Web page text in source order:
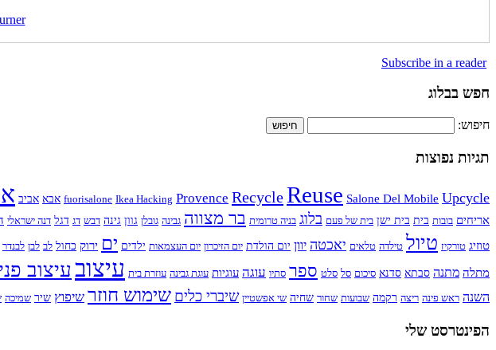
Subscribe in a reader
חפש בבלוג
חיפוש:
תגיות נפוצות
fuorisalone Ikea Hacking Provence RecycleReuse Salone Del Mobile Upcycle אבא אביב
אריחים בובות בית בית ישן בית של פעם בלוג בניה טרומית בר מצווה גבינה גובלן גוון גינה דבש דג דגל דנה ישראלי
טוזיג טורקיז טיול טילדה טלאים יאכטה יוון יום הולדת יום הזיכרון יום העצמאות ילדים ים ירוק כחול לב לבן לבנדר
מתלה מתנה סבתא סדנא סיכום סל סלט ספר סתיו עוגה עוגיות עוגת גבינה עוזרת בית עיצובעיצוב
השנה ראש פינה ריצה רקמה שבועות שחור שחיה שי אפשטיין שיברי כלים שימוש חוזר שיפוץ שיר שמיכה
הפינטרסט שלי